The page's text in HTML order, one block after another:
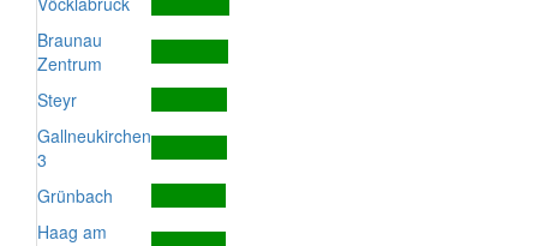
Braunau
Zentrum
Steyr
Gallneukirchen
3
Grünbach
Haag am